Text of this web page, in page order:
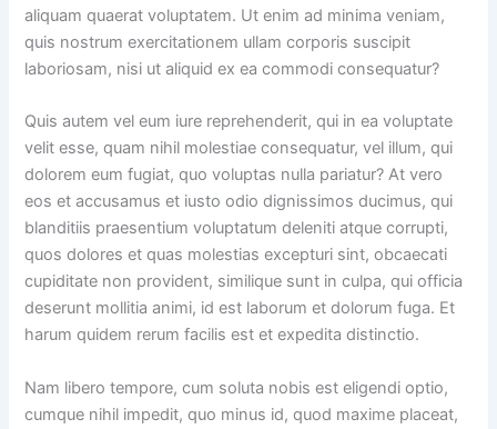
aliquam quaerat voluptatem. Ut enim ad minima veniam,
quis nostrum exercitationem ullam corporis suscipit
laboriosam, nisi ut aliquid ex ea commodi consequatur?
Quis autem vel eum iure reprehenderit, qui in ea voluptate
velit esse, quam nihil molestiae consequatur, vel illum, qui
dolorem eum fugiat, quo voluptas nulla pariatur? At vero
eos et accusamus et iusto odio dignissimos ducimus, qui
blanditiis praesentium voluptatum deleniti atque corrupti,
quos dolores et quas molestias excepturi sint, obcaecati
cupiditate non provident, similique sunt in culpa, qui officia
deserunt mollitia animi, id est laborum et dolorum fuga. Et
harum quidem rerum facilis est et expedita distinctio.
Nam libero tempore, cum soluta nobis est eligendi optio,
cumque nihil impedit, quo minus id, quod maxime placeat,